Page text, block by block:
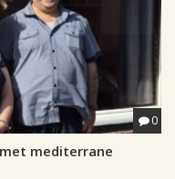
0
mediterrane